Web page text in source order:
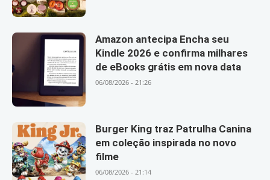
Amazon antecipa Encha seu
Kindle 2026 e confirma milhares
de eBooks grátis em nova data
06/08/2026 - 21:26
Burger King traz Patrulha Canina
em coleção inspirada no novo
filme
06/08/2026 - 21:14